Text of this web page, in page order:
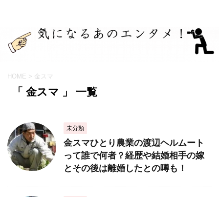
HOME > 金スマ
「 金スマ 」 一覧
未分類
金スマひとり農業の渡辺ヘルムート
って誰で何者？経歴や結婚相手の嫁
とその後は離婚したとの噂も！